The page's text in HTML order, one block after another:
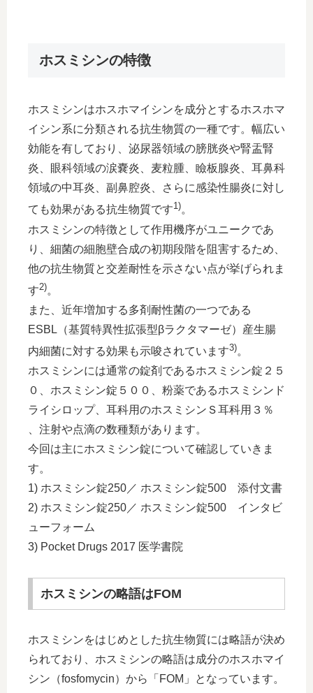
ホスミシンの特徴
ホスミシンはホスホマイシンを成分とするホスホマ
イシン系に分類される抗生物質の一種です。幅広い
効能を有しており、泌尿器領域の膀胱炎や腎盂腎
炎、眼科領域の涙嚢炎、麦粒腫、瞼板腺炎、耳鼻科
領域の中耳炎、副鼻腔炎、さらに感染性腸炎に対し
ても効果がある抗生物質です1)。
ホスミシンの特徴として作用機序がユニークであ
り、細菌の細胞壁合成の初期段階を阻害するため、
他の抗生物質と交差耐性を示さない点が挙げられま
す2)。
また、近年増加する多剤耐性菌の一つである
ESBL（基質特異性拡張型βラクタマーゼ）産生腸
内細菌に対する効果も示唆されています3)。
ホスミシンには通常の錠剤であるホスミシン錠２５
０、ホスミシン錠５００、粉薬であるホスミシンド
ライシロップ、耳科用のホスミシンＳ耳科用３％
、注射や点滴の数種類があります。
今回は主にホスミシン錠について確認していきま
す。
1) ホスミシン錠250／ ホスミシン錠500 添付文書
2) ホスミシン錠250／ ホスミシン錠500 インタビ
ューフォーム
3) Pocket Drugs 2017 医学書院
ホスミシンの略語はFOM
ホスミシンをはじめとした抗生物質には略語が決め
られており、ホスミシンの略語は成分のホスホマイ
シン（fosfomycin）から「FOM」となっています。